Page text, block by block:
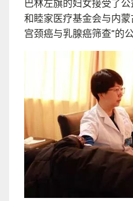
巴林左旗的妇女接受了
和睦家医疗基金会与内
宫颈癌与乳腺癌筛查”的